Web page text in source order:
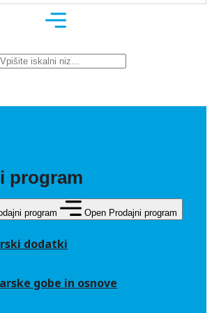
program
program Open Prodajni program
dodatki
gobe in osnove